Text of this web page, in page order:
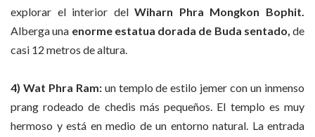
explorar el interior delWiharn Phra Mongkon Bophit.
Alberga una enorme estatua dorada de Buda sentado, de
casi 12 metros de altura.
4) Wat Phra Ram: un templo de estilo jemer con un inmenso
prang rodeado de chedis más pequeños. El templo es muy
hermoso y está en medio de un entorno natural. La entrada